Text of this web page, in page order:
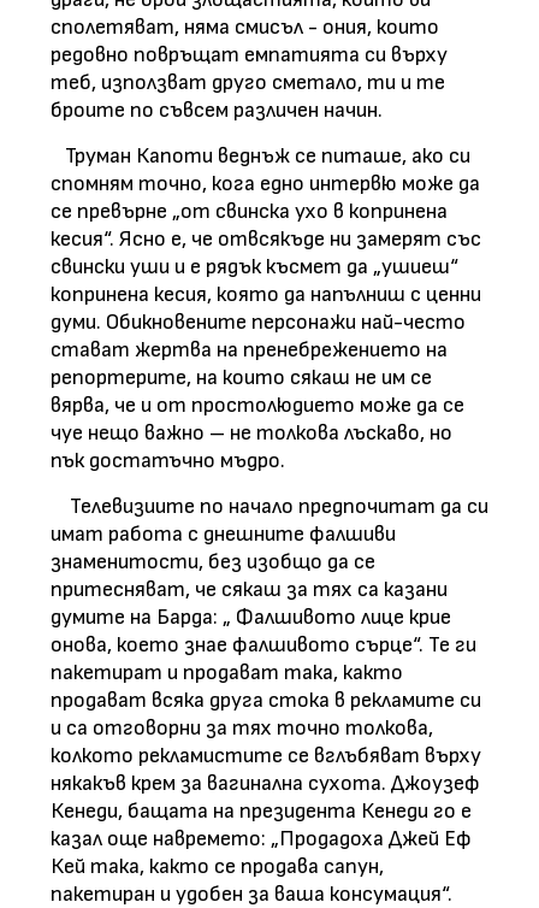
сполетяват, няма смисъл - ония, които
редовно повръщат емпатията си върху
теб, използват друго сметало, ти и те
броите по съвсем различен начин.
Труман Капоти веднъж се питаше, ако си
спомням точно, кога едно интервю може да
се превърне „от свинска ухо в копринена
кесия“. Ясно е, че отвсякъде ни замерят със
свински уши и е рядък късмет да „ушиеш“
копринена кесия, която да напълниш с ценни
думи. Обикновените персонажи най-често
стават жертва на пренебрежението на
репортерите, на които сякаш не им се
вярва, че и от простолюдието може да се
чуе нещо важно – не толкова лъскаво, но
пък достатъчно мъдро.
Телевизиите по начало предпочитат да си
имат работа с днешните фалшиви
знаменитости, без изобщо да се
притесняват, че сякаш за тях са казани
думите на Барда: „ Фалшивото лице крие
онова, което знае фалшивото сърце“. Те ги
пакетират и продават така, както
продават всяка друга стока в рекламите си
и са отговорни за тях точно толкова,
колкото рекламистите се вглъбяват върху
някакъв крем за вагинална сухота. Джоузеф
Кенеди, бащата на президента Кенеди го е
казал още навремето: „Продадоха Джей Еф
Кей така, както се продава сапун,
пакетиран и удобен за ваша консумация“.